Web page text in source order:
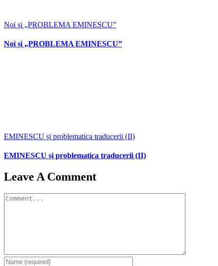
Noi și „PROBLEMA EMINESCU”
Noi și „PROBLEMA EMINESCU”
EMINESCU și problematica traducerii (II)
EMINESCU și problematica traducerii (II)
Leave A Comment
Comment